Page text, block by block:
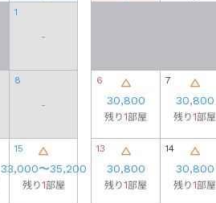
1
-
8
-
15
33,000〜35,200
残り1部屋
6
30,800
残り1部屋
7
30,800
残り1部屋
13
30,800
残り1部屋
14
30,800
残り1部屋